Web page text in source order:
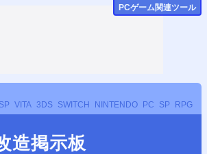
VITA 3DS SWITCH NINTENDO PC SP RPG
造掲示板
PCゲーム関連ツール